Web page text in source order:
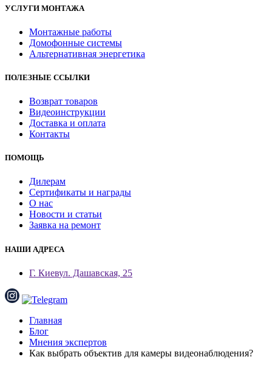
УСЛУГИ МОНТАЖА
Монтажные работы
Домофонные системы
Альтернативная энергетика
ПОЛЕЗНЫЕ ССЫЛКИ
Возврат товаров
Видеоинструкции
Доставка и оплата
Контакты
ПОМОЩЬ
Дилерам
Сертификаты и награды
О нас
Новости и статьи
Заявка на ремонт
НАШИ АДРЕСА
Г. Киевул. Дашавская, 25
Главная
Блог
Мнения экспертов
Как выбрать объектив для камеры видеонаблюдения?